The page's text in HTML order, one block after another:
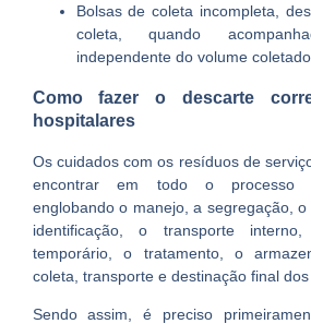
Bolsas de coleta incompleta,
coleta, quando
independente do volume coletado.
Como fazer o descarte
hospitalares
Os cuidados com os resíduos de
encontrar em todo o processo
englobando o manejo, a segregação,
identificação, o transporte
temporário, o tratamento, o
coleta, transporte e destinação final dos
Sendo assim, é preciso